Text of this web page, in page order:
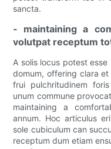
sancta.
- maintaining a
volutpat receptum
A solis locus potest
domum, offering clara
frui pulchritudinem
unum commune
maintaining a
annum. Hoc articulus
sole cubiculum can
receptum dum etiam